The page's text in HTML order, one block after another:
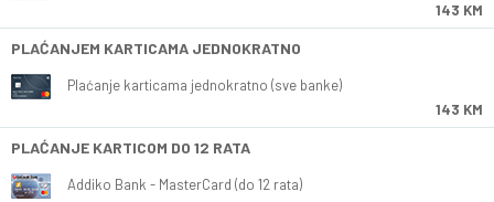
143 KM
PLAĆANJEM KARTICAMA JEDNOKRATNO
Plaćanje karticama jednokratno (sve banke)
143 KM
PLAĆANJE KARTICOM DO 12 RATA
Addiko Bank - MasterCard (do 12 rata)